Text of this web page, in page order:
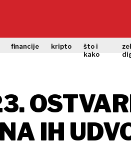
financije kripto
što i
kako
IH